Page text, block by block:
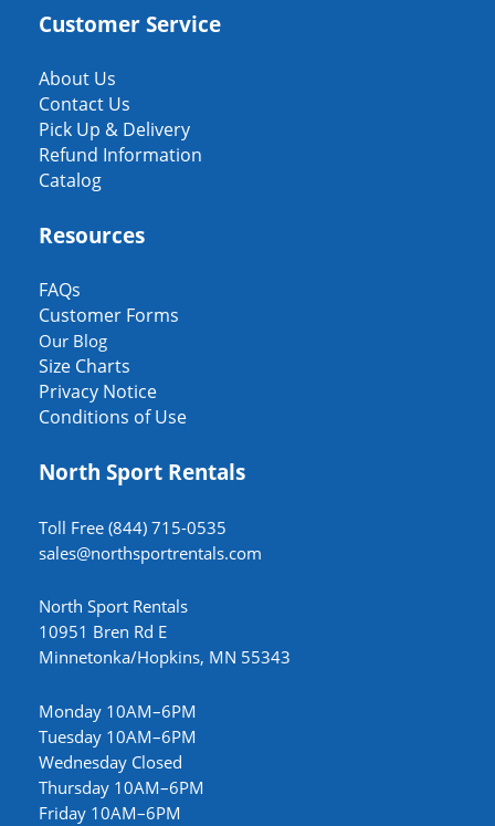
docks
inflables
Minnesota
Customer Service
About Us
Contact Us
Pick Up & Delivery
Refund Information
Catalog
Resources
FAQs
Customer Forms
Our Blog
Size Charts
Privacy Notice
Conditions of Use
North Sport Rentals
Toll Free (844) 715-0535
sales@northsportrentals.com
North Sport Rentals
10951 Bren Rd E
Minnetonka/Hopkins, MN 55343
Monday 10AM–6PM
Tuesday 10AM–6PM
Wednesday Closed
Thursday 10AM–6PM
Friday 10AM–6PM